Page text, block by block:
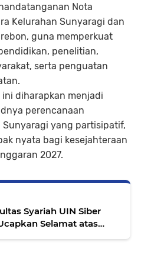
Nota
Kelurahan Sunyaragi dan
guna memperkuat
penelitian,
serta penguatan
diharapkan menjadi
perencanaan
yang partisipatif,
nyata bagi kesejahteraan
2027.
Syariah UIN Siber
Selamat atas